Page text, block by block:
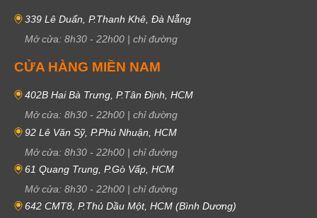
339 Lê Duẩn, P.Thanh Khê, Đà Nẵng
Mở cửa: 8h30 - 22h00 | chỉ đường
CỬA HÀNG MIỀN NAM
402B Hai Bà Trưng, P.Tân Định, HCM
Mở cửa: 8h30 - 22h00 | chỉ đường
92 Lê Văn Sỹ, P.Phú Nhuận, HCM
Mở cửa: 8h30 - 22h00 | chỉ đường
61 Quang Trung, P.Gò Vấp, HCM
Mở cửa: 8h30 - 22h00 | chỉ đường
642 CMT8, P.Thủ Dầu Một, HCM (Bình Dương)